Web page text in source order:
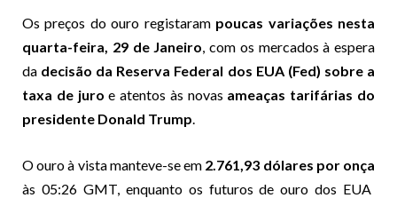
Os preços do ouro registaram poucas variações nesta
quarta-feira, 29 de Janeiro , com os mercados à espera
da decisão da Reserva Federal dos EUA (Fed) sobre a
taxa de juro e atentos às novas ameaças tarifárias do
presidente Donald Trump
O ouro à vista manteve-se em 2.761,93 dólares por onça
às 05:26 GMT, enquanto os futuros de ouro dos EUA